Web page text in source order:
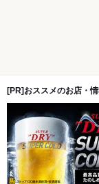
[PR]おススメのお店・